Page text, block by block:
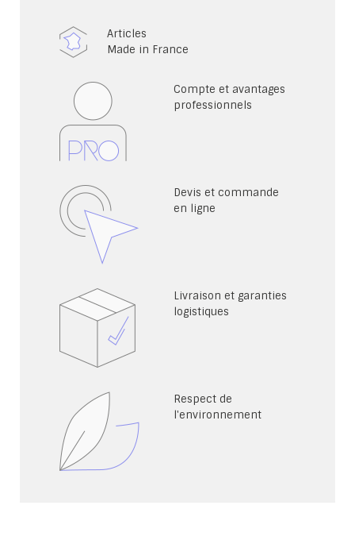
Articles
Made in France
Compte et avantages
professionnels
Devis et commande
en ligne
Livraison et garanties
logistiques
Respect de
l'environnement